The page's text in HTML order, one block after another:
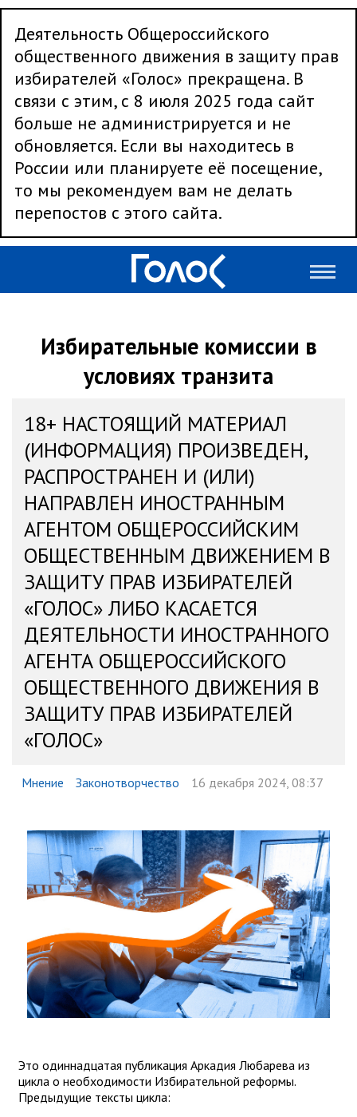
Деятельность Общероссийского
общественного движения в защиту прав
избирателей «Голос» прекращена. В
связи с этим, с 8 июля 2025 года сайт
больше не администрируется и не
обновляется. Если вы находитесь в
России или планируете её посещение,
то мы рекомендуем вам не делать
перепостов с этого сайта.
Избирательные комиссии в
условиях транзита
18+ НАСТОЯЩИЙ МАТЕРИАЛ
(ИНФОРМАЦИЯ) ПРОИЗВЕДЕН,
РАСПРОСТРАНЕН И (ИЛИ)
НАПРАВЛЕН ИНОСТРАННЫМ
АГЕНТОМ ОБЩЕРОССИЙСКИМ
ОБЩЕСТВЕННЫМ ДВИЖЕНИЕМ В
ЗАЩИТУ ПРАВ ИЗБИРАТЕЛЕЙ
«ГОЛОС» ЛИБО КАСАЕТСЯ
ДЕЯТЕЛЬНОСТИ ИНОСТРАННОГО
АГЕНТА ОБЩЕРОССИЙСКОГО
ОБЩЕСТВЕННОГО ДВИЖЕНИЯ В
ЗАЩИТУ ПРАВ ИЗБИРАТЕЛЕЙ
«ГОЛОС»
Мнение Законотворчество 16 декабря 2024, 08:37
Это одиннадцатая публикация Аркадия Любарева из
цикла о необходимости Избирательной реформы.
Предыдущие тексты цикла: